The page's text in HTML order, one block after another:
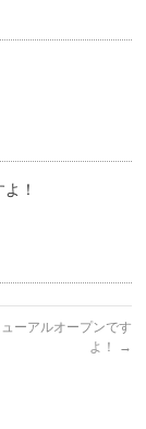
！
ーアルオープンです
よ！
→